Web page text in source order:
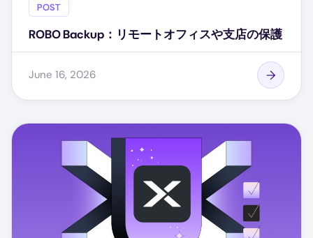
POST
ROBO Backup：リモートオフィスや支店の保護
June 16, 2026